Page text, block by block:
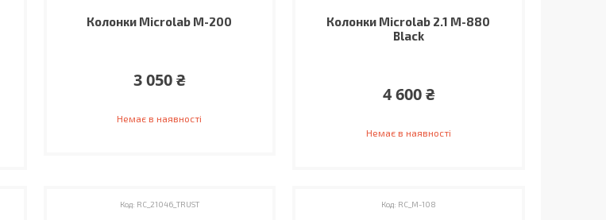
Колонки Microlab M-200
3 050 ₴
Немає в наявності
Колонки Microlab 2.1 M-880
Black
4 600 ₴
Немає в наявності
RC_21046_TRUST RC_M-108